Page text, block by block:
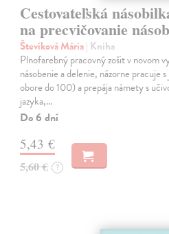
Cestovateľská
na precvičovanie
Števíková Mária| Kniha
Plnofarebný pracovný zošit v novom
násobenie a delenie, názorne pracuje
obore do 100) a prepája námety s
jazyka,…
Do 6 dní
5,43 €
5,60 € ?